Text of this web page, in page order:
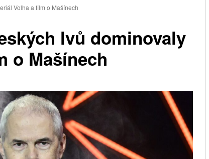
Volha a film o Mašínech
lvů dominovaly
o Mašínech